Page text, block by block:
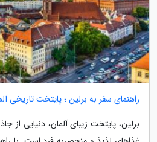
راهنمای سفر به برلین ؛ پایتخت تاریخی
برلین، پایتخت زیبای آلمان، دنیایی از